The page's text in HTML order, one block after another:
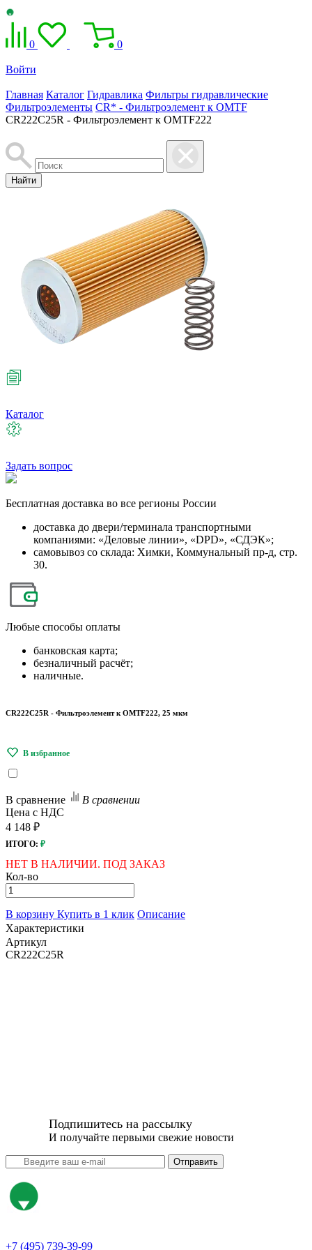
0 0
Войти
Главная Каталог Гидравлика Фильтры гидравлические
Фильтроэлементы CR* - Фильтроэлемент к OMTF
CR222C25R - Фильтроэлемент к OMTF222
Найти
Каталог
Задать вопрос
Бесплатная доставка во все регионы России
доставка до двери/терминала транспортными
компаниями: «Деловые линии», «DPD», «СДЭК»;
самовывоз со склада: Химки, Коммунальный пр-д, стр.
30.
Любые способы оплаты
банковская карта;
безналичный расчёт;
наличные.
CR222C25R - Фильтроэлемент к OMTF222, 25 мкм
В сравнение
В сравнении
Цена с НДС
4 148 ₽
ИТОГО: ₽
НЕТ В НАЛИЧИИ. ПОД ЗАКАЗ
Кол-во
В корзину Купить в 1 клик Описание
Характеристики
Артикул
CR222C25R
Подпишитесь на рассылку
И получайте первыми свежие новости
Отправить
+7 (495) 739-39-99